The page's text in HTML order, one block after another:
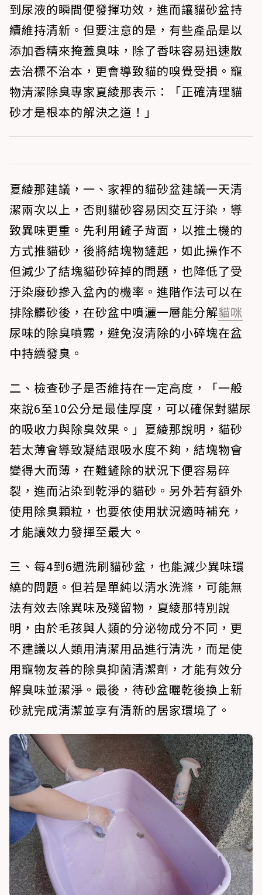
到尿液的瞬間便發揮功效，進而讓貓砂盆持
續維持清新。但要注意的是，有些產品是以
添加香精來掩蓋臭味，除了香味容易迅速散
去治標不治本，更會導致貓的嗅覺受損。寵
物清潔除臭專家夏綾那表示：「正確清理貓
砂才是根本的解決之道！」
夏綾那建議，一、家裡的貓砂盆建議一天清
潔兩次以上，否則貓砂容易因交互汙染，導
致異味更重。先利用鏟子背面，以推土機的
方式推貓砂，後將結塊物鏟起，如此操作不
但減少了結塊貓砂碎掉的問題，也降低了受
汙染廢砂摻入盆內的機率。進階作法可以在
排除髒砂後，在砂盆中噴灑一層能分解貓咪
尿味的除臭噴霧，避免沒清除的小碎塊在盆
中持續發臭。
二、檢查砂子是否維持在一定高度，「一般
來說6至10公分是最佳厚度，可以確保對貓尿
的吸收力與除臭效果。」夏綾那說明，貓砂
若太薄會導致凝結跟吸水度不夠，結塊物會
變得大而薄，在難鏟除的狀況下便容易碎
裂，進而沾染到乾淨的貓砂。另外若有額外
使用除臭顆粒，也要依使用狀況適時補充，
才能讓效力發揮至最大。
三、每4到6週洗刷貓砂盆，也能減少異味環
繞的問題。但若是單純以清水洗滌，可能無
法有效去除異味及殘留物，夏綾那特別說
明，由於毛孩與人類的分泌物成分不同，更
不建議以人類用清潔用品進行清洗，而是使
用寵物友善的除臭抑菌清潔劑，才能有效分
解臭味並潔淨。最後，待砂盆曬乾後換上新
砂就完成清潔並享有清新的居家環境了。